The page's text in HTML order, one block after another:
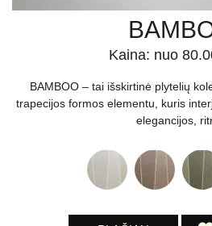
Kaina: nuo
BAMBOO – tai išskirtinė plytelių
trapecijos formos elementu, kuris
elegancijos,